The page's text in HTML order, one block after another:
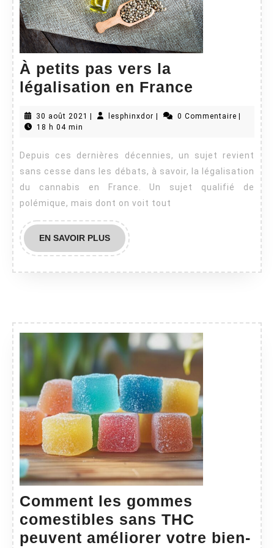
À petits pas vers la
légalisation en France
pas
la
en
30 août 2021 30
| lesphinxdor lesphinxdor
| 0 Commentaire |
18 h 04 min
Depuis ces dernières décennies, un sujet revient
sans cesse dans les débats, à savoir, la légalisation
du cannabis en France. Un sujet qualifié de
polémique, mais dont on voit tout
EN SAVOIR PLUSEN
SAVOIR
Comment les gommes
comestibles sans THC
peuvent améliorer votre bien-